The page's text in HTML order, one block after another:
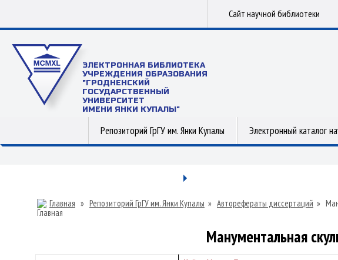
Сайт научной библиотеки
ЭЛЕКТРОННАЯ БИБЛИОТЕКА
УЧРЕЖДЕНИЯ ОБРАЗОВАНИЯ
"ГРОДНЕНСКИЙ
ГОСУДАРСТВЕННЫЙ
УНИВЕРСИТЕТ
ИМЕНИ ЯНКИ КУПАЛЫ"
Репозиторий ГрГУ им. Янки Купалы Электронный каталог
Главная » Репозиторий ГрГУ им. Янки Купалы » Авторефераты диссертаций »
Манументальная